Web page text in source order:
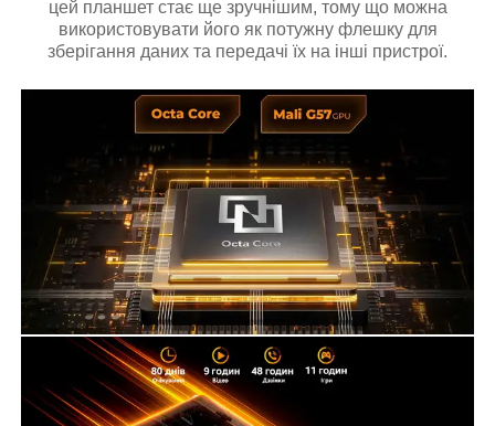
цей планшет стає ще зручнішим, тому що можна
використовувати його як потужну флешку для
зберігання даних та передачі їх на інші пристрої.